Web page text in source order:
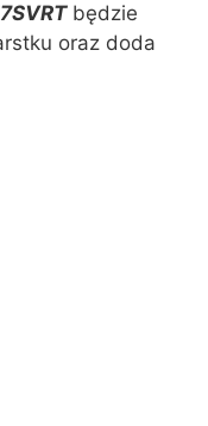
będzie
oraz doda